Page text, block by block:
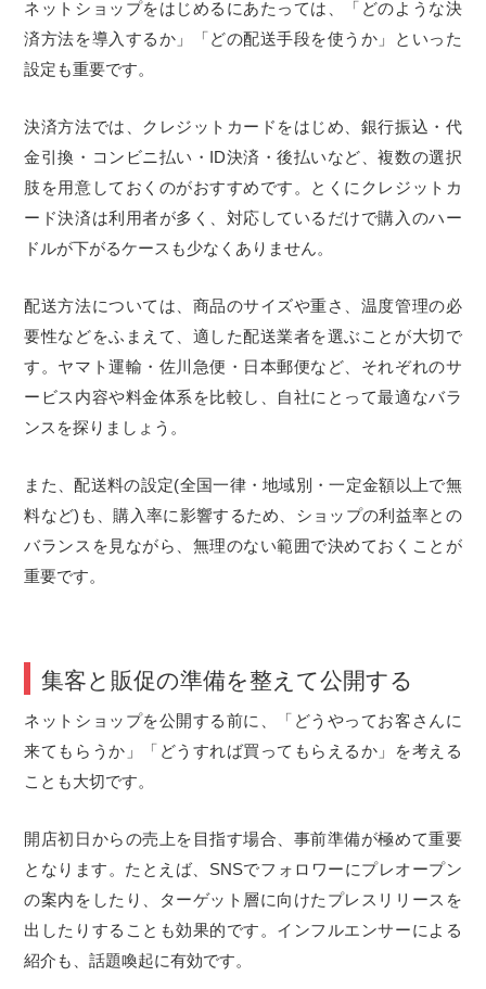
ネットショップをはじめるにあたっては、「どのような決
済方法を導入するか」「どの配送手段を使うか」といった
設定も重要です。
決済方法では、クレジットカードをはじめ、銀行振込・代
金引換・コンビニ払い・ID決済・後払いなど、複数の選択
肢を用意しておくのがおすすめです。とくにクレジットカ
ード決済は利用者が多く、対応しているだけで購入のハー
ドルが下がるケースも少なくありません。
配送方法については、商品のサイズや重さ、温度管理の必
要性などをふまえて、適した配送業者を選ぶことが大切で
す。ヤマト運輸・佐川急便・日本郵便など、それぞれのサ
ービス内容や料金体系を比較し、自社にとって最適なバラ
ンスを探りましょう。
また、配送料の設定(全国一律・地域別・一定金額以上で無
料など)も、購入率に影響するため、ショップの利益率との
バランスを見ながら、無理のない範囲で決めておくことが
重要です。
集客と販促の準備を整えて公開する
ネットショップを公開する前に、「どうやってお客さんに
来てもらうか」「どうすれば買ってもらえるか」を考える
ことも大切です。
開店初日からの売上を目指す場合、事前準備が極めて重要
となります。たとえば、SNSでフォロワーにプレオープン
の案内をしたり、ターゲット層に向けたプレスリリースを
出したりすることも効果的です。インフルエンサーによる
紹介も、話題喚起に有効です。